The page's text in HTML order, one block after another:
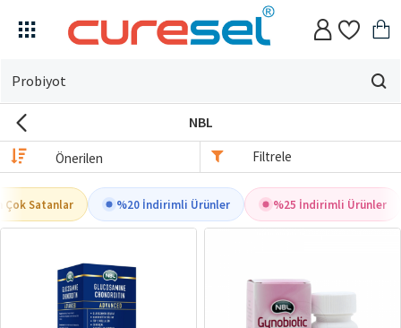
Evin
için
arıyorsun?
NBL
Filtrele
Çok Satanlar %20 İndirimli Ürünler %25 İndirimli Ürünler